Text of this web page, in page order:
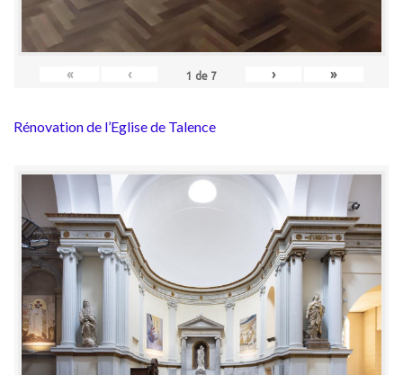
« ‹ 1 de 7 › »
Rénovation de l’Eglise de Talence